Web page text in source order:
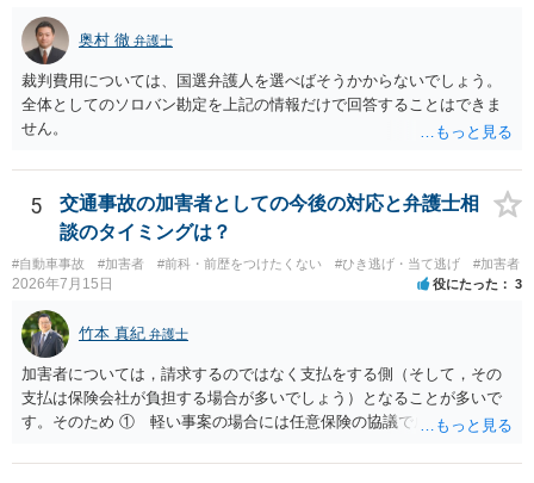
奥村 徹 弁護士
裁判費用については、国選弁護人を選べばそうかからないでしょう。
全体としてのソロバン勘定を上記の情報だけで回答することはできま
せん。
5
交通事故の加害者としての今後の対応と弁護士相
談のタイミングは？
#自動車事故 #加害者 #前科・前歴をつけたくない #ひき逃げ・当て逃げ #加害者
2026年7月15日 役にたった 3
竹本 真紀 弁護士
加害者については，請求するのではなく支払をする側（そして，その
支払は保険会社が負担する場合が多いでしょう）となることが多いで
す。そのため ① 軽い事案の場合には任意保険の協議で成立すること
保険の協議となり，事案によっては保険会社が代理人弁護士をつける